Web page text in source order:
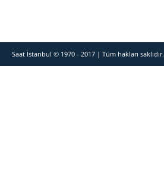
Saat İstanbul © 1970 - 2017 | Tüm hakları saklıdır.